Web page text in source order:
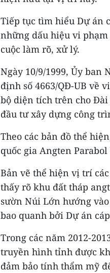
Tiếp tục tìm hiểu Dự án
những dấu hiệu vi
cuộc làm rõ, xử lý.
Ngày 10/9/1999, Ủy ban
định số 4663/QĐ-UB về
bộ diện tích trên cho Đài
đầu tư xây dựng công
Theo các bản đồ thể
quốc gia Angten
Bản vẽ thể hiện vị trí
thấy rõ khu đất tháp
sườn Núi Lớn hướng
bao quanh bởi Dự án
Trong các năm 2012-
truyền hình tỉnh được
đảm bảo tính thẩm mỹ